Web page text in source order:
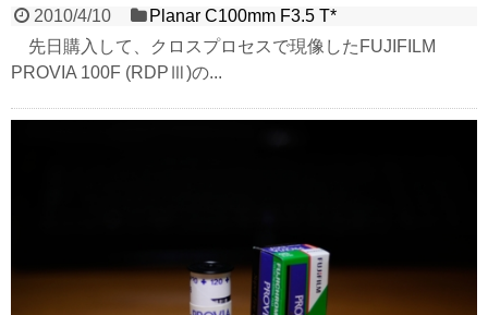
2010/4/10
Planar C100mm F3.5 T*
先日購入して、クロスプロセスで現像したFUJIFILM
PROVIA 100F (RDPⅢ)の...